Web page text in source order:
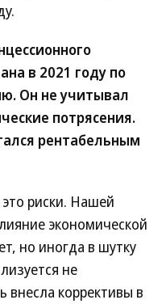
в 2021 году по
Он не учитывал
потрясения.
рентабельным
риски. Нашей
экономической
но иногда в шутку
не
внесла коррективы в